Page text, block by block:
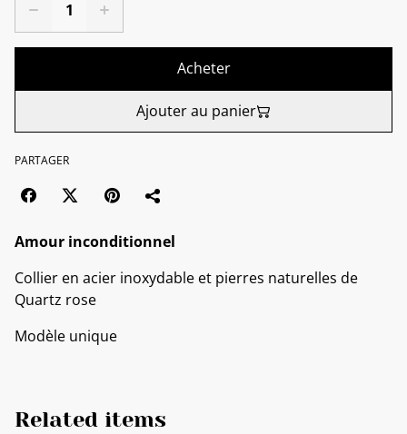
Acheter
Ajouter au panier
PARTAGER
Amour inconditionnel
Collier en acier inoxydable et pierres naturelles de
Quartz rose
Modèle unique
Related items